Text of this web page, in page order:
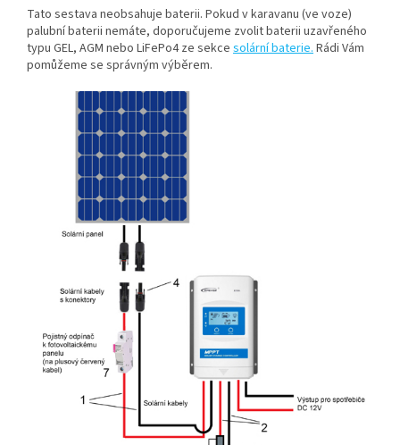
Tato sestava neobsahuje baterii. Pokud v karavanu (ve voze)
palubní baterii nemáte, doporučujeme zvolit baterii uzavřeného
typu GEL, AGM nebo LiFePo4 ze sekce solární baterie.Rádi Vám
pomůžeme se správným výběrem.